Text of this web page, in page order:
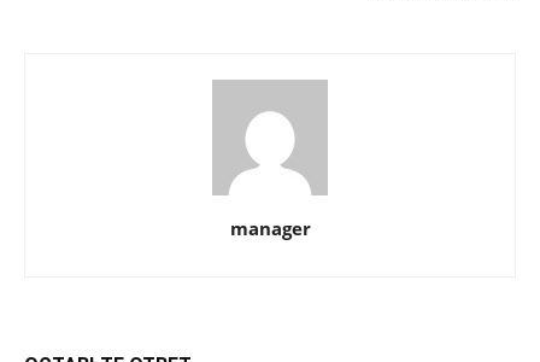
manager